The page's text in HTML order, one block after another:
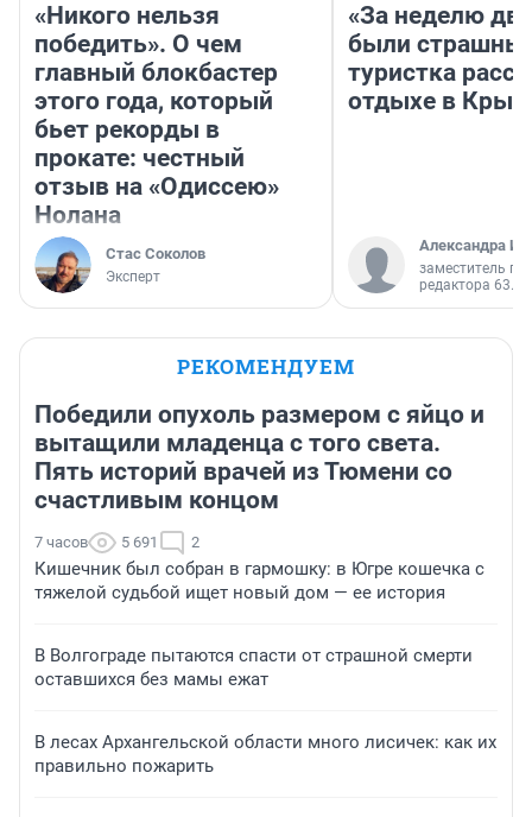
«Никого нельзя
победить». О чем
главный блокбастер
этого года, который
бьет рекорды в
прокате: честный
отзыв на «Одиссею»
Нолана
Стас Соколов
Эксперт
«За неделю
были
туристка
отдыхе в
Александра
заместитель
редактора 63.RU
РЕКОМЕНДУЕМ
Победили опухоль размером с яйцо и
вытащили младенца с того света.
Пять историй врачей из Тюмени со
счастливым концом
7 часов 5 691 2
Кишечник был собран в гармошку: в Югре кошечка с
тяжелой судьбой ищет новый дом — ее история
В Волгограде пытаются спасти от страшной смерти
оставшихся без мамы ежат
В лесах Архангельской области много лисичек: как их
правильно пожарить